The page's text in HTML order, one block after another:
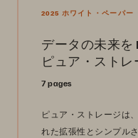
2025 ホワイト・ペーパー
データの未来を
ピュア・ストレ
7 pages
ピュア・ストレージは
れた拡張性とシンプル